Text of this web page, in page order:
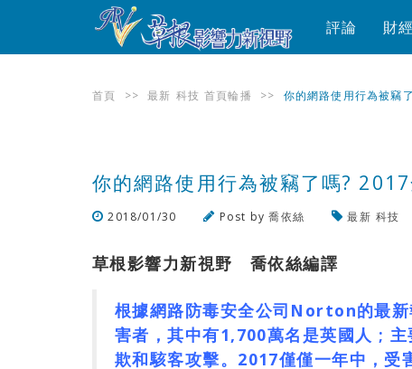
評論 財經
首頁 >> 最新 科技 首頁輪播 >> 你的網路使用行為被竊
你的網路使用行為被竊了嗎?
2018/01/30 Post by喬依絲 最新 科技
草根影響力新視野 喬依絲編譯
根據網路防毒安全公司Norton的最
害者，其中有1,700萬名是英國人 ;
欺和駭客攻擊。2017僅僅一年中，